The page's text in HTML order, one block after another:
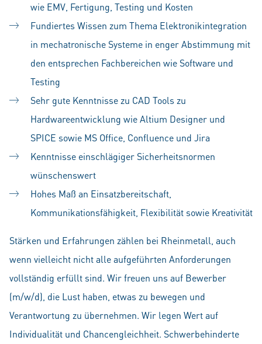
wie EMV, Fertigung, Testing und Kosten
Fundiertes Wissen zum Thema Elektronikintegration
in mechatronische Systeme in enger Abstimmung mit
den entsprechen Fachbereichen wie Software und
Testing
Sehr gute Kenntnisse zu CAD Tools zu
Hardwareentwicklung wie Altium Designer und
SPICE sowie MS Office, Confluence und Jira
Kenntnisse einschlägiger Sicherheitsnormen
wünschenswert
Hohes Maß an Einsatzbereitschaft,
Kommunikationsfähigkeit, Flexibilität sowie Kreativität
Stärken und Erfahrungen zählen bei Rheinmetall, auch
wenn vielleicht nicht alle aufgeführten Anforderungen
vollständig erfüllt sind. Wir freuen uns auf Bewerber
(m/w/d), die Lust haben, etwas zu bewegen und
Verantwortung zu übernehmen. Wir legen Wert auf
Individualität und Chancengleichheit. Schwerbehinderte